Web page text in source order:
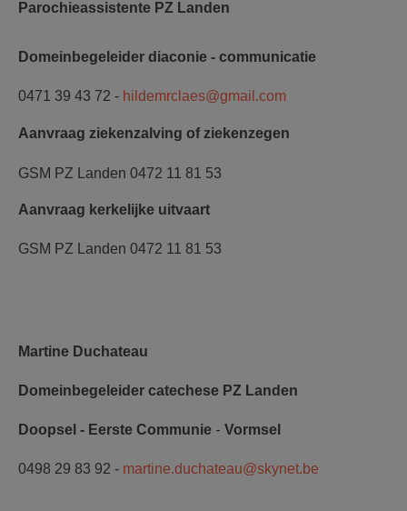
Parochieassistente PZ Landen
Domeinbegeleider diaconie - communicatie
0471 39 43 72 - hildemrclaes@gmail.com
Aanvraag ziekenzalving of ziekenzegen
GSM PZ Landen 0472 11 81 53
Aanvraag kerkelijke uitvaart
GSM PZ Landen 0472 11 81 53
Martine Duchateau
Domeinbegeleider catechese PZ Landen
Doopsel - Eerste Communie - Vormsel
0498 29 83 92 - martine.duchateau@skynet.be